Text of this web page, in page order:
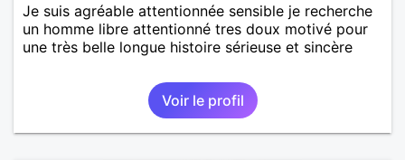
Je suis agréable attentionnée sensible je recherche
un homme libre attentionné tres doux motivé pour
une très belle longue histoire sérieuse et sincère
Voir le profil